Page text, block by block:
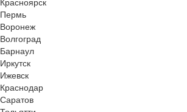
Пермь
Воронеж
Волгоград
Барнаул
Иркутск
Ижевск
Краснодар
Саратов